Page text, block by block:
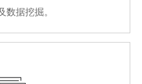
数据挖掘。